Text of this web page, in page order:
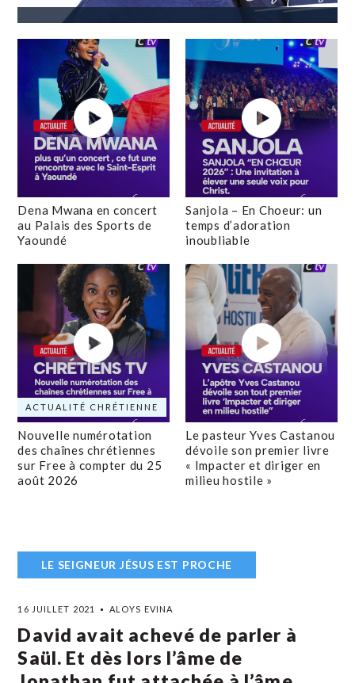
Dena Mwana en concert
au Palais des Sports de
Yaoundé
Sanjola – En Choeur: un
temps d’adoration
inoubliable
ACTUALITÉ CHRÉTIENNE
Nouvelle numérotation
des chaînes chrétiennes
sur Free à compter du 25
août 2026
Le pasteur Yves Castanou
dévoile son premier livre
« Impacter et diriger en
milieu hostile »
LE SEIGNEUR JÉSUS EST PROCHE
16 JUILLET 2021 ALOYS EVINA
David avait achevé de parler à
Saül. Et dès lors l’âme de